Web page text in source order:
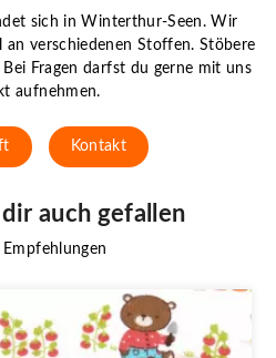
sich in Winterthur-Seen. Wir
verschiedenen Stoffen. Stöbere
Fragen darfst du gerne mit uns
aufnehmen.
Kontakt
auch gefallen
Empfehlungen